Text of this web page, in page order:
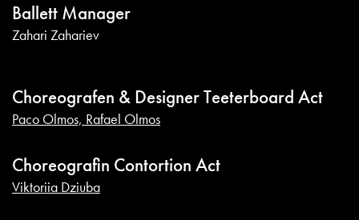
Ballett Manager
Zahari Zahariev
Choreografen & Designer Teeterboard Act
Paco Olmos, Rafael Olmos
Choreografin Contortion Act
Viktoriia Dziuba